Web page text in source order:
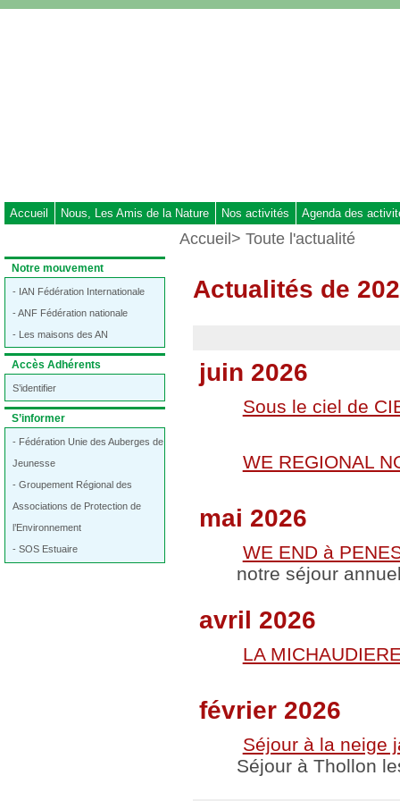
à
la
Accueil Nous, Les Amis de la Nature Nos activités Agenda des
Dans
la
rubrique
Notre mouvement
- IAN Fédération Internationale
- ANF Fédération nationale
- Les maisons des AN
Dans
la
rubrique
:
Accès Adhérents
S’identifier
Dans
la
rubrique
S’informer
- Fédération Unie des Auberges de
Jeunesse
- Groupement Régional des
Associations de Protection de
l’Environnement
- SOS Estuaire
Vous
êtes
Accueil> Toute l'actualité
Actualités de
juin 2026
Sous le ciel de
WE REGIONAL
mai 2026
WE END à
notre séjour
avril 2026
LA
février 2026
Séjour à la neige
Séjour à Thollon